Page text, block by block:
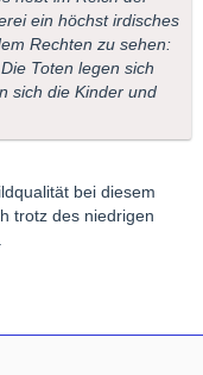
ein höchst irdisches
Rechten zu sehen:
Toten legen sich
sich die Kinder und
bei diesem
trotz des niedrigen